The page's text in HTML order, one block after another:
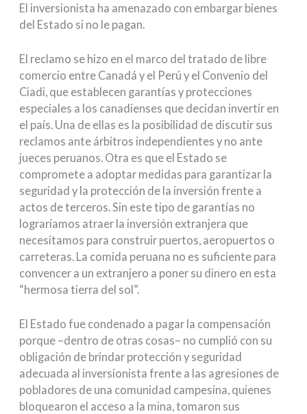
El inversionista ha amenazado con embargar bienes
del Estado si no le pagan.
El reclamo se hizo en el marco del tratado de libre
comercio entre Canadá y el Perú y el Convenio del
Ciadi, que establecen garantías y protecciones
especiales a los canadienses que decidan invertir en
el país. Una de ellas es la posibilidad de discutir sus
reclamos ante árbitros independientes y no ante
jueces peruanos. Otra es que el Estado se
compromete a adoptar medidas para garantizar la
seguridad y la protección de la inversión frente a
actos de terceros. Sin este tipo de garantías no
lograríamos atraer la inversión extranjera que
necesitamos para construir puertos, aeropuertos o
carreteras. La comida peruana no es suficiente para
convencer a un extranjero a poner su dinero en esta
“hermosa tierra del sol”.
El Estado fue condenado a pagar la compensación
porque –dentro de otras cosas– no cumplió con su
obligación de brindar protección y seguridad
adecuada al inversionista frente a las agresiones de
pobladores de una comunidad campesina, quienes
bloquearon el acceso a la mina, tomaron sus